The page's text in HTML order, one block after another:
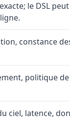
le DSL
constance
politique
ciel, latence,